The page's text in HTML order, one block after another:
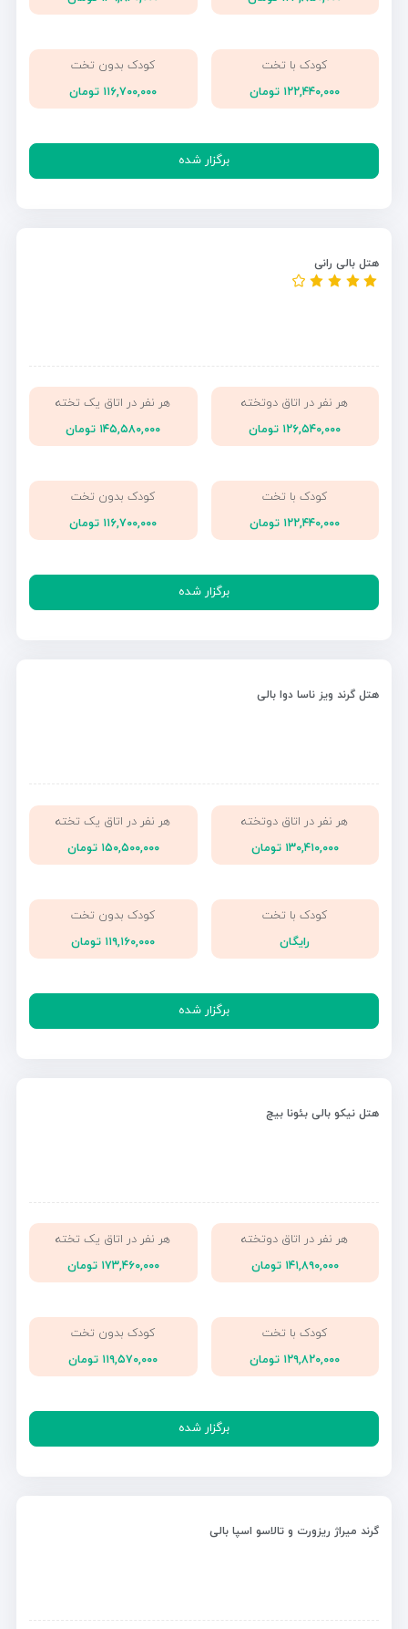
کودک با تخت
۱۲۲,۴۴۰,۰۰۰ تومان
کودک بدون تخت
۱۱۶,۷۰۰,۰۰۰ تومان
برگزار شده
هتل بالی رانی
هر نفر در اتاق دوتخته
۱۲۶,۵۴۰,۰۰۰ تومان
هر نفر در اتاق یک تخته
۱۴۵,۵۸۰,۰۰۰ تومان
کودک با تخت
۱۲۲,۴۴۰,۰۰۰ تومان
کودک بدون تخت
۱۱۶,۷۰۰,۰۰۰ تومان
برگزار شده
هتل گرند ویز ناسا دوا بالی
هر نفر در اتاق دوتخته
۱۳۰,۴۱۰,۰۰۰ تومان
هر نفر در اتاق یک تخته
۱۵۰,۵۰۰,۰۰۰ تومان
کودک با تخت
رایگان
کودک بدون تخت
۱۱۹,۱۶۰,۰۰۰ تومان
برگزار شده
هتل نیکو بالی بئونا بیچ
هر نفر در اتاق دوتخته
۱۴۱,۸۹۰,۰۰۰ تومان
هر نفر در اتاق یک تخته
۱۷۳,۴۶۰,۰۰۰ تومان
کودک با تخت
۱۲۹,۸۲۰,۰۰۰ تومان
کودک بدون تخت
۱۱۹,۵۷۰,۰۰۰ تومان
برگزار شده
گرند میراژ ریزورت و تالاسو اسپا بالی